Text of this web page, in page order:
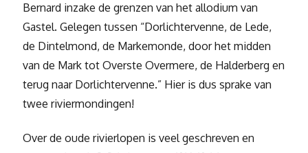
Bernard inzake de grenzen van het allodium van
Gastel. Gelegen tussen “Dorlichtervenne, de Lede,
de Dintelmond, de Markemonde, door het midden
van de Mark tot Overste Overmere, de Halderberg en
terug naar Dorlichtervenne.” Hier is dus sprake van
twee riviermondingen!
Over de oude rivierlopen is veel geschreven en